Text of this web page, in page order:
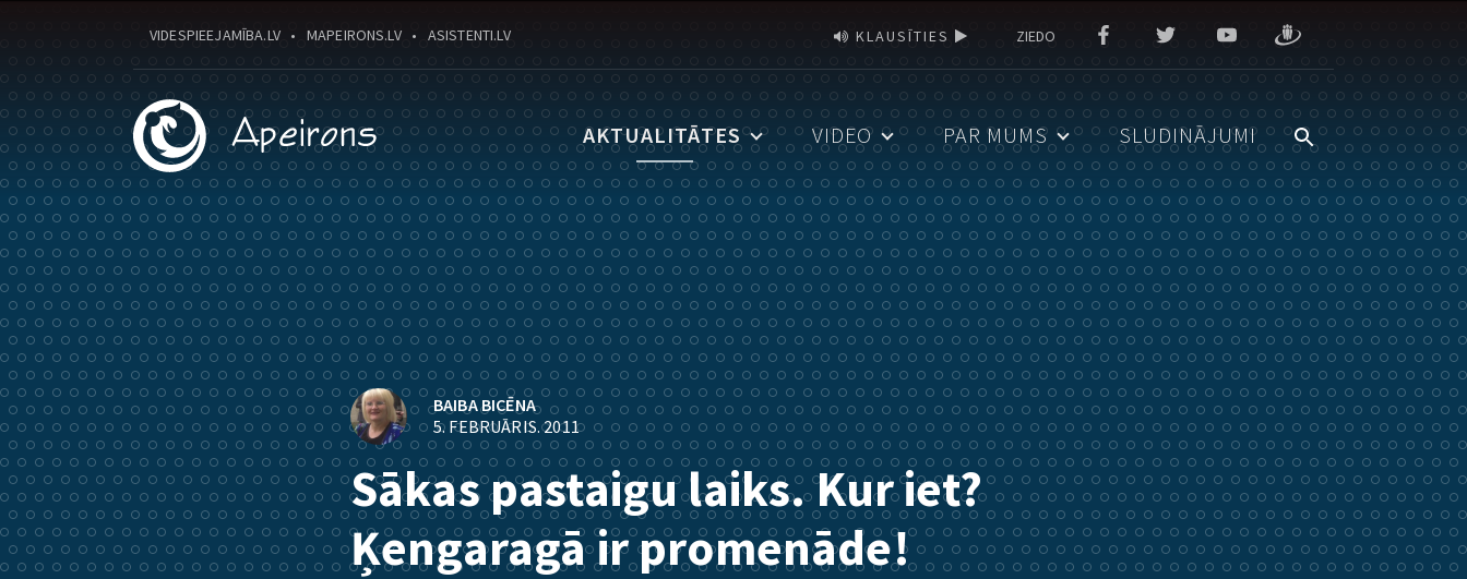
VIDESPIEEJAMĪBA.LV MAPEIRONS.LV ASISTENTI.LV KLAUSĪTIES ZIEDO
AKTUALITĀTES VIDEO PAR MUMS SLUDINĀJUMI
BAIBA BICĒNA
5. FEBRUĀRIS. 2011
Sākas pastaigu laiks. Kur iet?
Ķengaragā ir promenāde!